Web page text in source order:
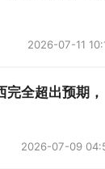
守时，两
。进攻时，
对方的铁桶
绝对劣势。
复当年，独
2026-07-11
完全超出预期，
2026-07-09